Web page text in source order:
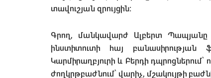
տավուշյան զրույցին։
Գրող, մանկավարժ Ալբերտ
ինստիտուտի հայ բանասիրության
Կարմիրաղբյուրի և Բերդի
ժողկրթբաժնում՝ վարիչ, մշակույթի